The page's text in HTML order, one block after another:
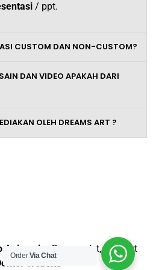
/ ppt.
CUSTOM DAN NON-CUSTOM?
DAN VIDEO APAKAH DARI
OLEH DREAMS ART ?
Animasi– Dreams Art, Support
Website
OrderVia Chat